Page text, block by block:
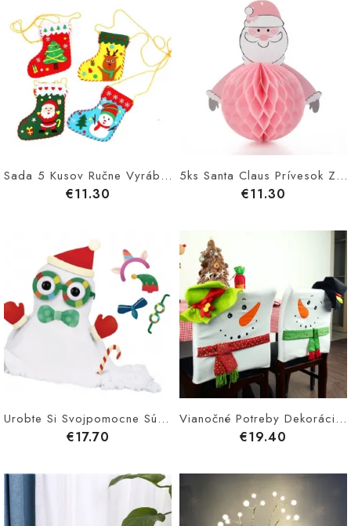
Sada 5 Kusov Ručne Vyrábané Vianočné Pančuchy Diy Remeselnícky Vianočný Stromček Santa Snehuliak Elk Pre Deti Vzdelávanie A Dekorácie
€11.30
5ks Santa Claus Prívesok Z Papiera Voštinový Na Vianočnú Dekoráciu Kreslený Tvar Papierový Girlandy Snehuliak Plást
€11.30
Urobte Si Svojpomocne Súpravu Snehuliaka Z Plastelíny Kreatívne Vianočné Ozdoby Si Vianočný Snehuliak Z Plsti S Bohatým Príslušenstvom Pre Batoľatá A Deti
€17.70
Vianočné Potreby Dekorácia Stola Vianočný Poťah Na Stoličku Na Snehuliak Na Nový Rok
€19.40